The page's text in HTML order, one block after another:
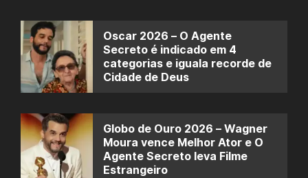
Oscar 2026 – O Agente
Secreto é indicado em 4
categorias e iguala recorde de
Cidade de Deus
Globo de Ouro 2026 – Wagner
Moura vence Melhor Ator e O
Agente Secreto leva Filme
Estrangeiro